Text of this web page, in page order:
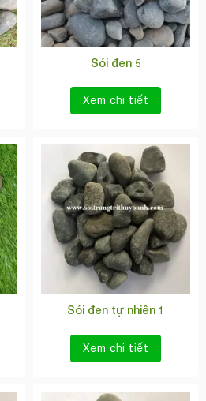
Sỏi đen 5
Xem chi tiết
Sỏi đen tự nhiên 1
Xem chi tiết